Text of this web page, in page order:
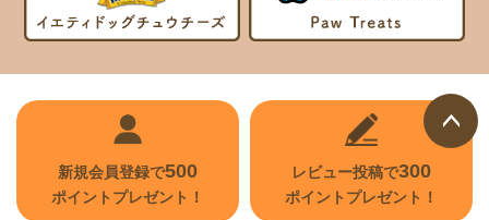
ページ
トップ
新規会員登録で500
ポイントプレゼント！
レビュー投稿で300
ポイントプレゼント！